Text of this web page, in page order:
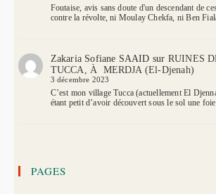
Foutaise, avis sans doute d'un descendant de
contre la révolte, ni Moulay Chekfa, ni Ben
Zakaria Sofiane SAAID sur RUINES
TUCCA, À MERDJA (El-Djenah)
3 décembre 2023
C’est mon village Tucca (actuellement El
étant petit d’avoir découvert sous le sol une
PAGES